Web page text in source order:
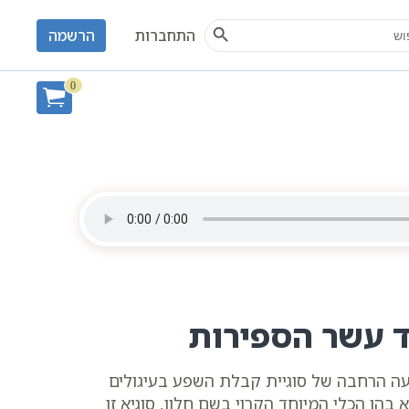
Search Button
התחברות הרשמה
0
היומי - עשר בעשר
עשר הספירות
הרחבה של סוגיית קבלת השפע בעיגולים
הכלי המיוחד הקרוי בשם חלון. סוגיא זו